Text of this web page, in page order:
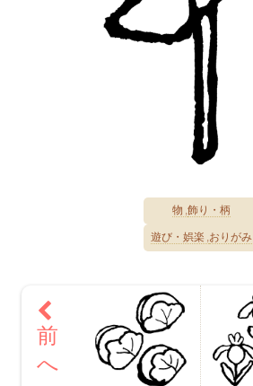
物 飾り・柄
遊び・娯楽 おりがみ